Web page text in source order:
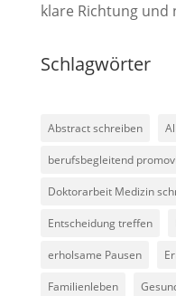
klare Richtung und
Schlagwörter
Abstract schreiben
berufsbegleitend
Doktorarbeit Medizin
Entscheidung treffen
erholsame Pausen
Familienleben